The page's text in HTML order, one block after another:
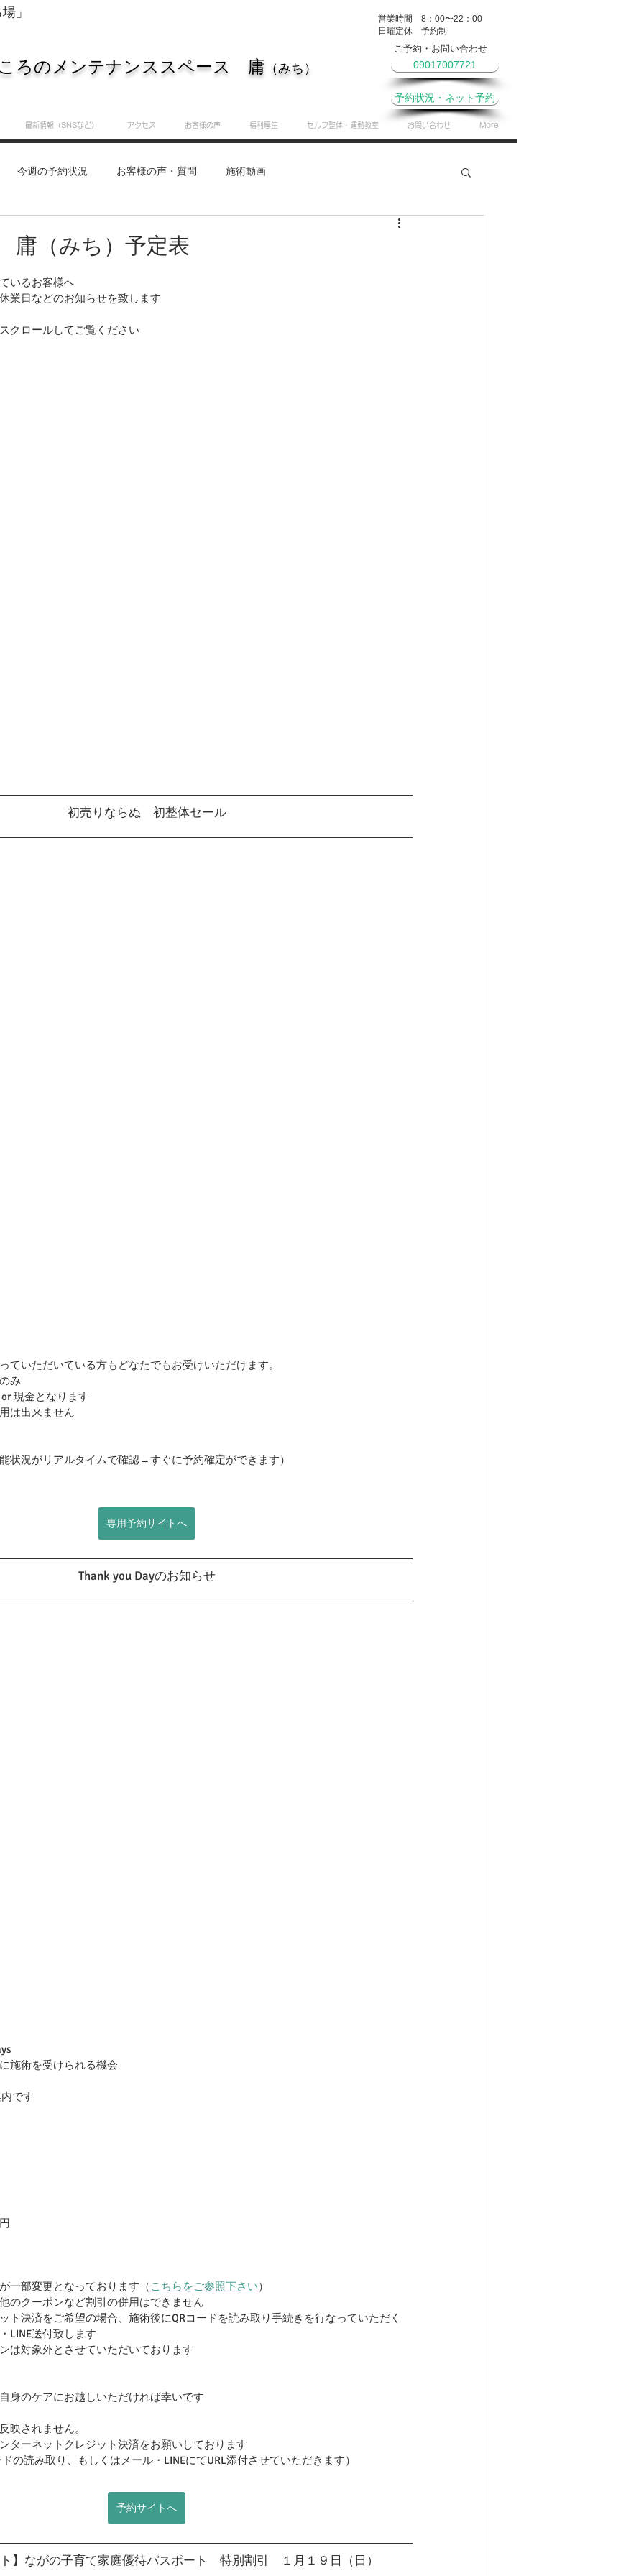
」
営業時間 8：00〜22：00
​日曜定休 予約制
ろのメンテナンススペース 庸 （みち）
ご予約・お問い合わせ
09017007721
予約状況・ネット予約
最新情報（SNSなど） アクセス お客様の声 福利厚生 セルフ整体・運動教室 お問い合わせ More
今週の予約状況 お客様の声・質問 施術動画
月間予定表
庸（みち）予定表
いるお客様へ
業日などのお知らせを致します
クロールしてご覧ください
初売りならぬ　初整体セール
ていただいている方もどなたでもお受けいただけます。
み
現金となります
は出来ません
能状況がリアルタイムで確認→すぐに予約確定ができます）
専用予約サイトへ
Thank you Dayのお知らせ
施術を受けられる機会
内です
一部変更となっております（ こちらをご参照下さい）
のクーポンなど割引の併用はできません
ト決済をご希望の場合、施術後にQRコードを読み取り手続きを行なっていただく
LINE送付致します
は対象外とさせていただいております
身のケアにお越しいただければ幸いです
映されません。
ターネットクレジット決済をお願いしております
ドの読み取り、もしくはメール・LINEにてURL添付させていただきます）
予約サイトへ
ト】ながの子育て家庭優待パスポート　特別割引　１月１９日（日）